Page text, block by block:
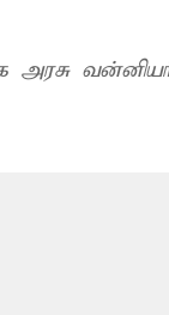
வன்னியர்